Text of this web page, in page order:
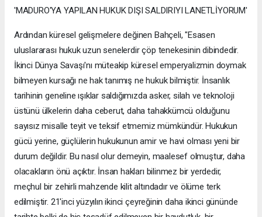
'MADURO'YA YAPILAN HUKUK DIŞI SALDIRIYI LANETLİYORUM'
Ardından küresel gelişmelere değinen Bahçeli, "Esasen
uluslararası hukuk uzun senelerdir çöp tenekesinin dibindedir.
İkinci Dünya Savaşı'nı müteakip küresel emperyalizmin doymak
bilmeyen kursağı ne hak tanımış ne hukuk bilmiştir. İnsanlık
tarihinin geneline ışıklar saldığımızda asker, silah ve teknoloji
üstünü ülkelerin daha ceberut, daha tahakkümcü olduğunu
sayısız misalle teyit ve teksif etmemiz mümkündür. Hukukun
gücü yerine, güçlülerin hukukunun amir ve havi olması yeni bir
durum değildir. Bu nasıl olur demeyin, maalesef olmuştur, daha
olacakların önü açıktır. İnsan hakları bilinmez bir yerdedir,
meçhul bir zehirli mahzende kilit altındadır ve ölüme terk
edilmiştir. 21'inci yüzyılın ikinci çeyreğinin daha ikinci gününde